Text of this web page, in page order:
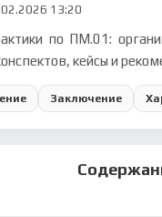
13:20
по ПМ.01:
кейсы и
Заключение